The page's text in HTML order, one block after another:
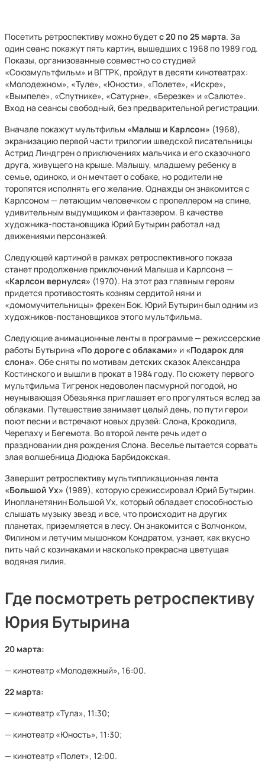
Посетить ретроспективу можно будетс 20 по 25 марта. За
один сеанс покажут пять картин, вышедших с 1968 по 1989 год.
Показы, организованные совместно со студией
«Союзмультфильм» и ВГТРК, пройдут в десяти кинотеатрах:
«Молодежном», «Туле», «Юности», «Полете», «Искре»,
«Вымпеле», «Спутнике», «Сатурне», «Березке» и «Салюте».
Вход на сеансы свободный, без предварительной регистрации.
Вначале покажут мультфильм «Малыш и Карлсон» (1968),
экранизацию первой части трилогии шведской писательницы
Астрид Линдгрен о приключениях мальчика и его сказочного
друга, живущего на крыше. Малышу, младшему ребенку в
семье, одиноко, и он мечтает о собаке, но родители не
торопятся исполнять его желание. Однажды он знакомится с
Карлсоном — летающим человечком с пропеллером на спине,
удивительным выдумщиком и фантазером. В качестве
художника-постановщика Юрий Бутырин работал над
движениями персонажей.
Следующей картиной в рамках ретроспективного показа
станет продолжение приключений Малыша и Карлсона —
«Карлсон вернулся» (1970). На этот раз главным героям
придется противостоять козням сердитой няни и
«домомучительницы» фрекен Бок. Юрий Бутырин был одним из
художников-постановщиков этого мультфильма.
Следующие анимационные ленты в программе — режиссерские
работы Бутырина «По дороге с облаками» и «Подарок для
слона». Обе сняты по мотивам детских сказок Александра
Костинского и вышли в прокат в 1984 году. По сюжету первого
мультфильма Тигренок недоволен пасмурной погодой, но
неунывающая Обезьянка приглашает его прогуляться вслед за
облаками. Путешествие занимает целый день, по пути герои
поют песни и встречают новых друзей: Слона, Крокодила,
Черепаху и Бегемота. Во второй ленте речь идет о
праздновании дня рождения Слона. Веселье пытается сорвать
злая волшебница Дюдюка Барбидокская.
Завершит ретроспективу мультипликационная лента
«Большой Ух» (1989), которую срежиссировал Юрий Бутырин.
Инопланетянин Большой Ух, который обладает способностью
слышать музыку звезд и все, что происходит на других
планетах, приземляется в лесу. Он знакомится с Волчонком,
Филином и летучим мышонком Кондратом, узнает, как вкусно
пить чай с козинаками и насколько прекрасна цветущая
водяная лилия.
Где посмотреть ретроспективу
Юрия Бутырина
20 марта:
— кинотеатр «Молодежный», 16:00.
22 марта:
— кинотеатр «Тула», 11:30;
— кинотеатр «Юность», 11:30;
— кинотеатр «Полет», 12:00.